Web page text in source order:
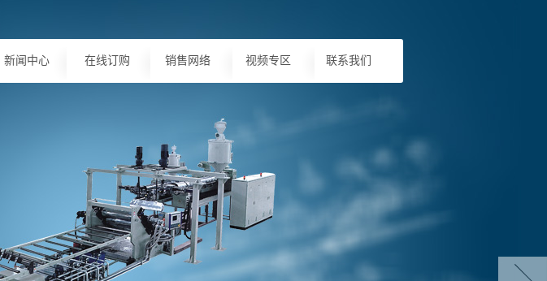
新闻中心 在线订购 销售网络 视频专区 联系我们